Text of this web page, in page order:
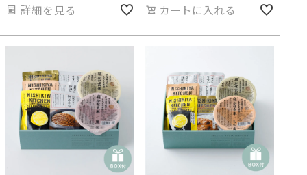
詳細を見る カートに入れる